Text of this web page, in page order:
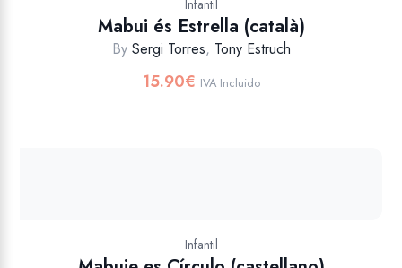
Infantil
Mabui és Estrella (català)
By Sergi Torres, Tony Estruch
15.90€ IVA Incluido
Infantil